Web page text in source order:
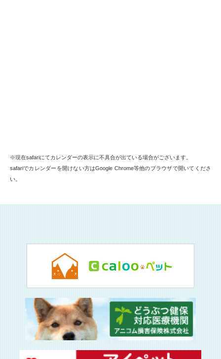
※現在safariにてカレンダーの表示に不具合が出ている場合がございます。
safariでカレンダーを開けない方はGoogle Chrome等他のブラウザで開いてくださ
い。